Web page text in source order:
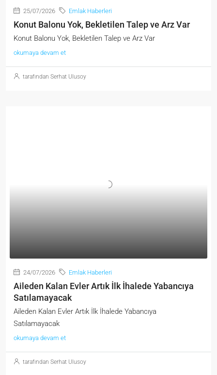
25/07/2026 Emlak Haberleri
Konut Balonu Yok, Bekletilen Talep ve Arz Var
Konut Balonu Yok, Bekletilen Talep ve Arz Var
okumaya devam et
tarafından Serhat Ulusoy
24/07/2026 Emlak Haberleri
Aileden Kalan Evler Artık İlk İhalede Yabancıya
Satılamayacak
Aileden Kalan Evler Artık İlk İhalede Yabancıya
Satılamayacak
okumaya devam et
tarafından Serhat Ulusoy